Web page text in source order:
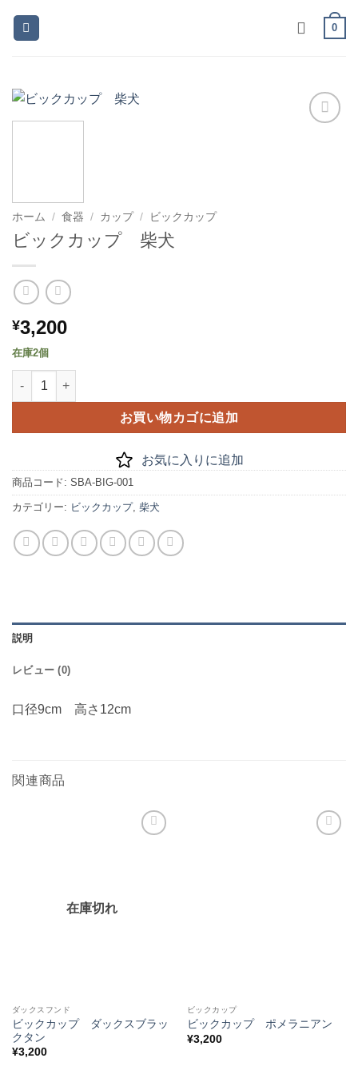
0
ホーム / 食器 / カップ / ビックカップ
ビックカップ 柴犬
¥3,200
在庫2個
ビックカップ 柴犬個
お買い物カゴに追加
お気に入りに追加
商品コード: SBA-BIG-001
カテゴリー: ビックカップ, 柴犬
説明
レビュー (0)
口径9cm 高さ12cm
関連商品
在庫切れ
ダックスフンド
ビックカップ ダックスブラッ
クタン
¥3,200
ビックカップ
ビックカップ ポメラニアン
¥3,200